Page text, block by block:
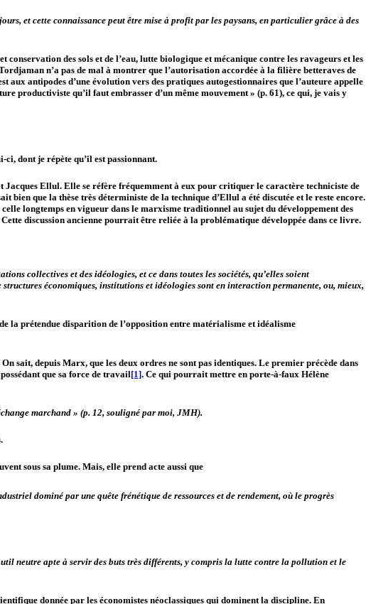
et cette connaissance peut être mise à profit par les paysans, en particulier grâce à des
des sols et de l’eau, lutte biologique et mécanique contre les ravageurs et les
n’a pas de mal à montrer que l’autorisation accordée à la filière betteraves de
aux antipodes d’une évolution vers des pratiques autogestionnaires que l’auteure appelle
productiviste qu’il faut embrasser d’un même mouvement » (p. 61), ce qui, je vais y
ci, dont je répète qu’il est passionnant.
Ellul. Elle se réfère fréquemment à eux pour critiquer le caractère techniciste de
que la thèse très déterministe de la technique d’Ellul a été discutée et le reste encore.
longtemps en vigueur dans le marxisme traditionnel au sujet du développement des
discussion ancienne pourrait être reliée à la problématique développée dans ce livre.
collectives et des idéologies, et ce dans toutes les sociétés, qu’elles soient
économiques, institutions et idéologies sont en interaction permanente, ou, mieux,
la prétendue disparition de l’opposition entre matérialisme et idéalisme
sait, depuis Marx, que les deux ordres ne sont pas identiques. Le premier précède dans
que sa force de travail[1]. Ce qui pourrait mettre en porte-à-faux Hélène
marchand» (p. 12, souligné par moi, JMH).
sous sa plume. Mais, elle prend acte aussi que
dominé par une quête frénétique de ressources et de rendement, où le progrès
neutre apte à servir des buts très différents, y compris la lutte contre la pollution et le
donnée par les économistes néoclassiques qui dominent la discipline. En